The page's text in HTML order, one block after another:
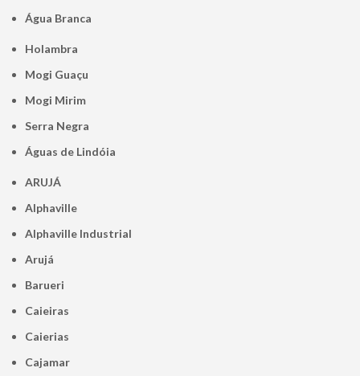
Água Branca
Holambra
Mogi Guaçu
Mogi Mirim
Serra Negra
Águas de Lindóia
ARUJÁ
Alphaville
Alphaville Industrial
Arujá
Barueri
Caieiras
Caierias
Cajamar